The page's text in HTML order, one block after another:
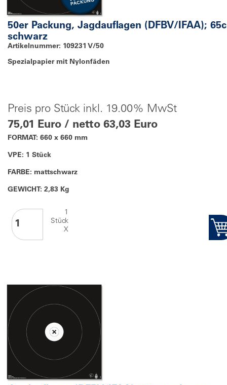
50er Packung, Jagdauflagen (DFBV/IFAA);
schwarz
Artikelnummer: 109231 V/50
Spezialpapier mit Nylonfäden
Preis pro Stück inkl. 19.00% MwSt
75,01 Euro / netto 63,03 Euro
FORMAT: 660 x 660 mm
VPE: 1 Stück
FARBE: mattschwarz
GEWICHT: 2,83 Kg
1
Stück
X